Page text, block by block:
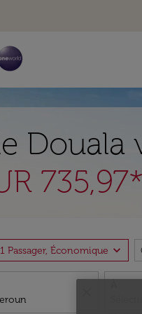
Douala
735,97*
1 Passager, Économique expand_more